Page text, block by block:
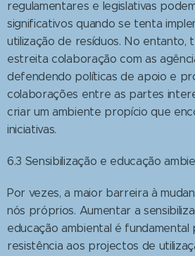
regulamentares e legislativas
significativos quando se tenta
utilização de resíduos. No entanto,
estreita colaboração com as
defendendo políticas de apoio e
colaborações entre as partes
criar um ambiente propício que
iniciativas.
6.3 Sensibilização e educação
Por vezes, a maior barreira à
nós próprios. Aumentar a
educação ambiental é
resistência aos projectos de